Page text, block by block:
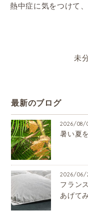
熱中症に気をつけて
未
最新のブログ
2026/08/
暑い夏
2026/06/
フラン
あげて